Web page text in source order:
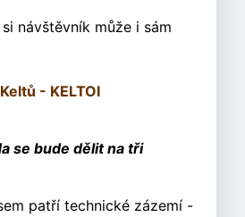
návštěvník může i sám
- KELTOI
se bude dělit na tři
patří technické zázemí -